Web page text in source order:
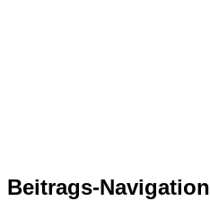
Beitrags-Navigation